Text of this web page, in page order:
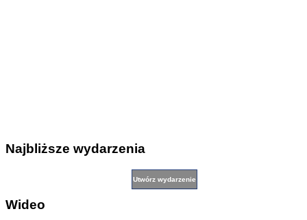
Najbliższe wydarzenia
Wideo